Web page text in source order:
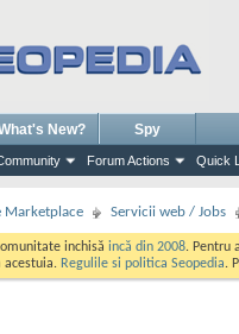
Forum Actions Quick
New? Spy
Marketplace Servicii web / Jobs
inchisă incă din 2008. Pentru
acestuia. Regulile si politica Seopedia.